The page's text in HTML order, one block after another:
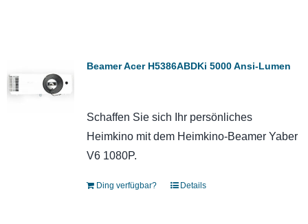
Beamer Acer H5386ABDKi 5000 Ansi-Lumen
Schaffen Sie sich Ihr persönliches
Heimkino mit dem Heimkino-Beamer Yaber
V6 1080P.
Ding verfügbar? Details